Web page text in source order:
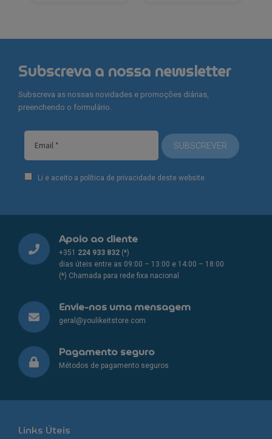
Subscreva a nossa newsletter
Subscreva as nossas novidades e promoções diárias,
preenchendo o formulário.
SUBSCREVER
Li e aceito a política de privacidade deste website.
Apoio ao cliente
+351 224 933 832 (*)
dias úteis entre as 09:00 – 13:00 e 14:00 – 18:00
(*) Chamada para rede fixa nacional
Envie-nos uma mensagem
geral@youlikeitstore.com
Pagamento seguro
Métodos de pagamento seguros
Links Úteis